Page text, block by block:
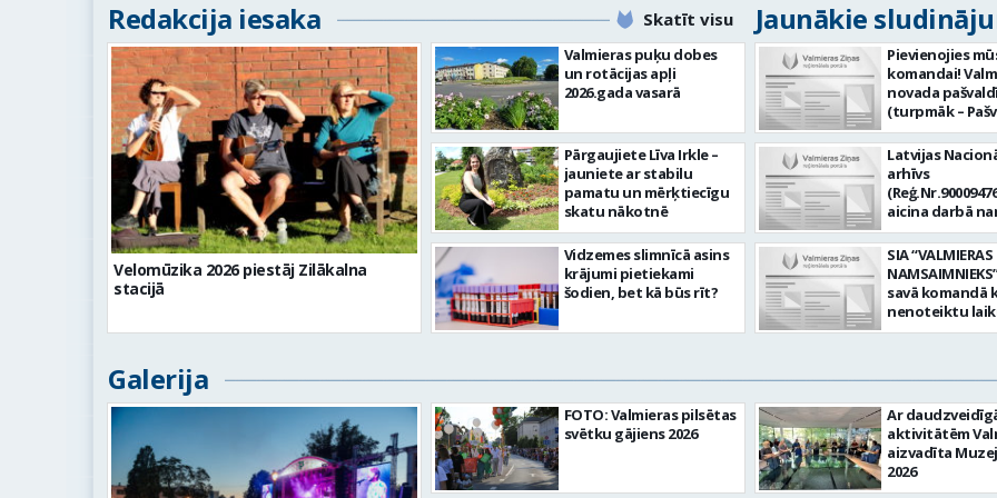
Redakcija iesaka Skatīt visu Jaunākie
Velomūzika 2026 piestāj Zilākalna
stacijā
Valmieras puķu dobes
un rotācijas apļi
2026.gada vasarā
Pārgaujiete Līva Irkle –
jauniete ar stabilu
pamatu un mērķtiecīgu
skatu nākotnē
Vidzemes slimnīcā asins
krājumi pietiekami
šodien, bet kā būs rīt?
Pievienojies
komandai!
novada
(turpmāk –
aicina darbā
Informācijas
centra (ITC)
tehnoloģiju
vieta: Rūjienas
Naukšēnu
teritorijās Ja
vēlme:
informācijas un
komunikācijas
IKT) saistīto
un operatīvu
nodrošināt
datortehnikas
atbalstu un ar to
saistīto
Latvijas
arhīvs
aicina darbā
pārzini (uz
laiku)
valsts arhīvā Mēs
Valmieras
arhīvā
dokumentāro
mantojumu.
pārraudzībā un
zonā ietilpst
Valkas,
Limbažu novadi.
SIA “VALMIERAS
savā komandā
nenoteiktu
SPECIALIZĒTĀ
pienākumi:
apkalpot
(arī kravas)
uzturēt
automobili
kārtībā. veikt
Galerija
FOTO: Valmieras pilsētas
svētku gājiens 2026
Ar
aktivitātēm
aizvadīta
2026